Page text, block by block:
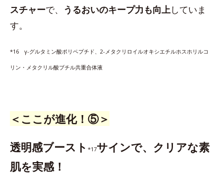
スチャーで、 うるおいのキープ力も向上していま
す。
*16 γ-グルタミン酸ポリペプチド、2-メタクリロイルオキシエチルホスホリルコ
リン・メタクリル酸ブチル共重合体液
＜ここが進化！⑤＞
透明感ブースト *17サインで、クリアな素
肌を実感！